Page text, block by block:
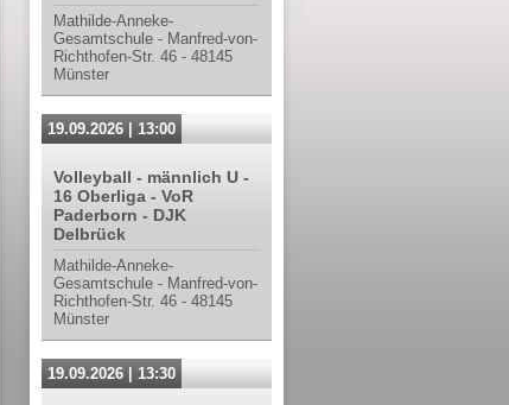
Mathilde-Anneke-
Gesamtschule - Manfred-von-
Richthofen-Str. 46 - 48145
Münster
19.09.2026 | 13:00
Volleyball - männlich U -
16 Oberliga - VoR
Paderborn - DJK
Delbrück
Mathilde-Anneke-
Gesamtschule - Manfred-von-
Richthofen-Str. 46 - 48145
Münster
19.09.2026 | 13:30